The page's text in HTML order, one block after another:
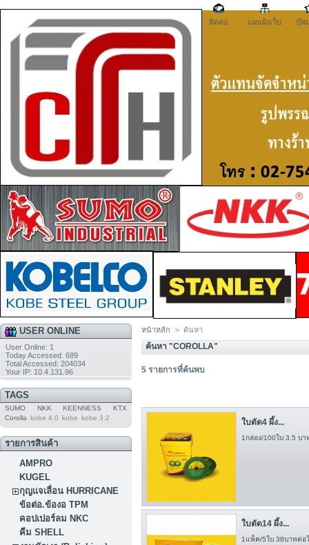
ติดต่อ แผนผังเว็บ บุ๊ค
USER ONLINE
User Online: 1
Today Accessed: 689
Total Accessed: 204034
Your IP: 10.4.131.96
TAGS
SUMO NKK KEENNESS
KTX
Corolla kobe 4.0 kobe kobe 3.2
รายการสินค้า
AMPRO
KUGEL
กุญแจเลื่อน HURRICANE
ข้อต่อ.ข้องอ TPM
คอปเปอร์ลม NKC
คีม SHELL
หน้าหลัก > ค้นหา
ค้นหา "COROLLA"
5 รายการที่ค้นพบ
ใบตัด4 ผึ้ง...
1กล่อง/100ใบ 3.5 บ
ใบตัด14 ผึ้ง...
1แพ็ค/5ใบ 38บาทต่อ